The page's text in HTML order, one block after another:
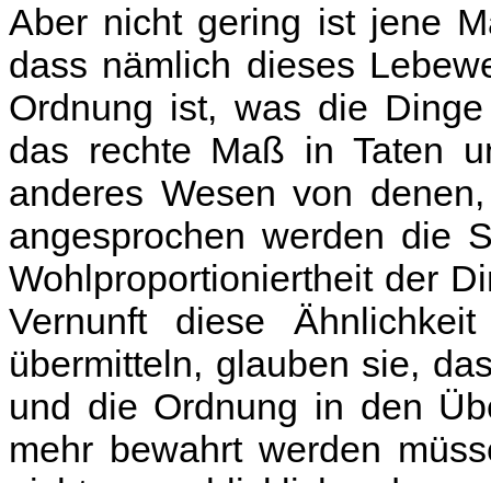
Aber nicht gering ist jene
dass nämlich dieses
Ordnung ist, was die
das rechte Maß in Taten
anderes Wesen von
angesprochen werden die
Wohlproportioniertheit der
Vernunft diese
übermitteln, glauben sie,
und die Ordnung in den
mehr bewahrt werden